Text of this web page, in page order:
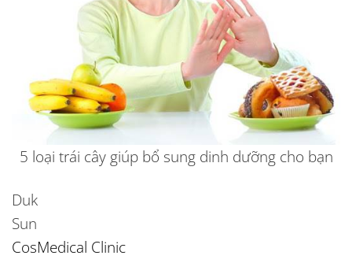
5 loại trái cây giúp bổ sung dinh dưỡng cho bạn
Duk
CosMedical Clinic